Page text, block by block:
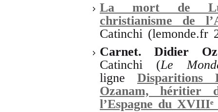
La mort de
christianisme de
Catinchi (lemonde.fr
Carnet. Didier
Catinchi (Le
ligne
Ozanam, héritier
l’Espagne du XVIIIᵉ